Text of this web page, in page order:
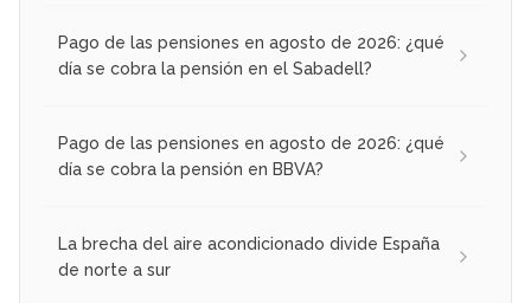
Pago de las pensiones en agosto de 2026: ¿qué
día se cobra la pensión en el Sabadell?
Pago de las pensiones en agosto de 2026: ¿qué
día se cobra la pensión en BBVA?
La brecha del aire acondicionado divide España
de norte a sur